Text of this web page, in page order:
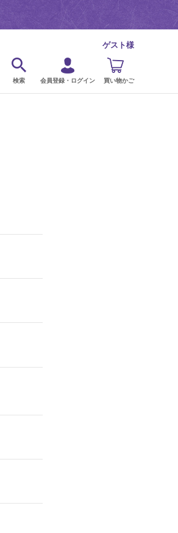
ゲスト様
検索 会員登録・ログイン 買い物かご